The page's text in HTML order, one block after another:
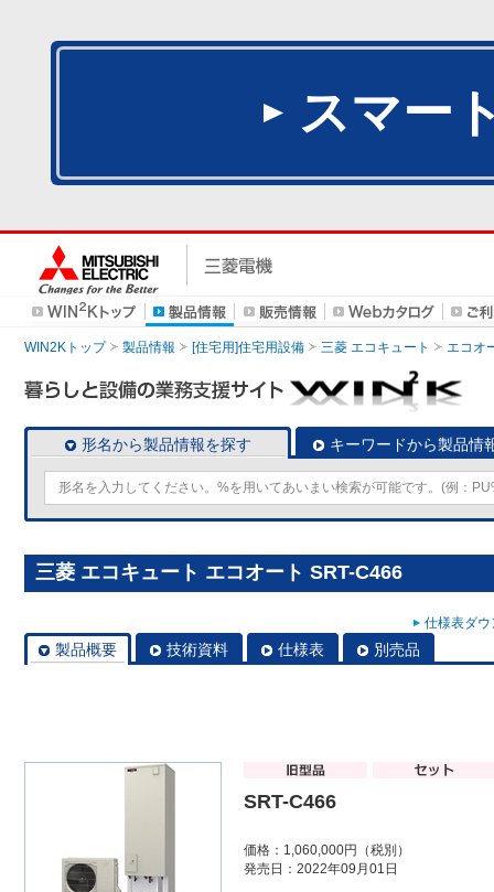
スマー
WIN2Kトップ 製品情報 [住宅用]住宅用設備 三菱 エコキュート エコオ
形名から製品情報を探す キーワードから製品情
三菱 エコキュート エコオート SRT-C466
仕様表ダ
製品概要 技術資料 仕様表 別売品
SRT-C466
価格：1,060,000円（税別）
発売日：2022年09月01日